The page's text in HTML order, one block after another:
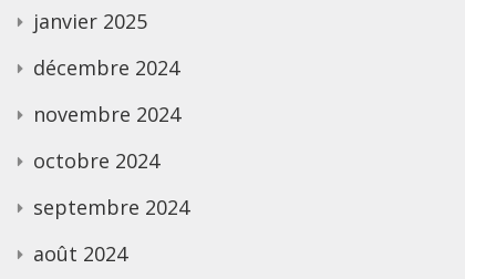
janvier 2025
décembre 2024
novembre 2024
octobre 2024
septembre 2024
août 2024